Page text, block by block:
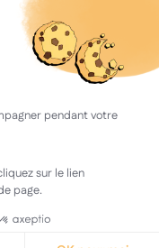
par quatre férus
Julien, avec une
transmission des